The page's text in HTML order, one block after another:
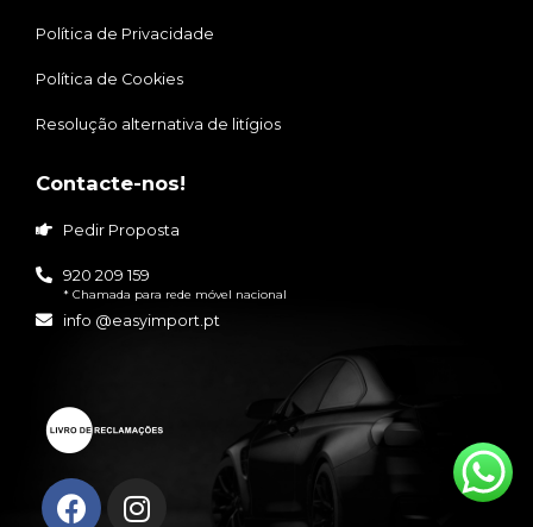
Política de Privacidade
Política de Cookies
Resolução alternativa de litígios
Contacte-nos!
Pedir Proposta
920 209 159
* Chamada para rede móvel nacional
info @easyimport.pt